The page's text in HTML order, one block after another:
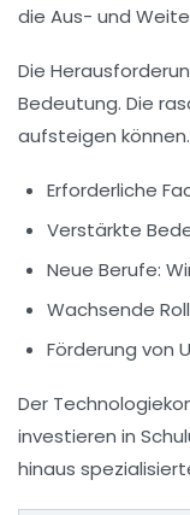
die Aus- und
Die
Bedeutung. Die
aufsteigen können.
Erforderliche
Verstärkte
Neue Berufe:
Wachsende
Förderung von
Der
investieren in
hinaus